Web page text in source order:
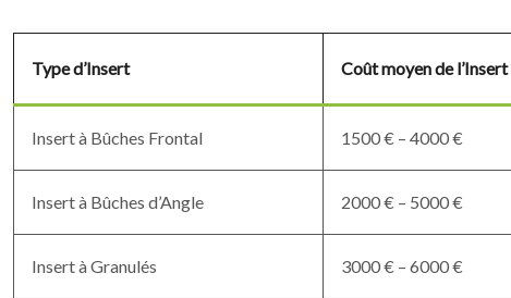
Type d’Insert Coût moyen de
Insert à Bûches Frontal 1500 € – 4000 €
Insert à Bûches d’Angle 2000 € – 5000 €
Insert à Granulés 3000 € – 6000 €